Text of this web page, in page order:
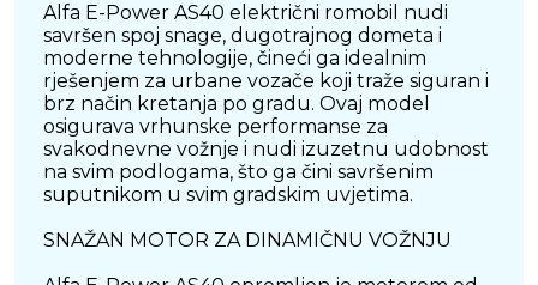
Alfa E-Power AS40 električni romobil nudi
savršen spoj snage, dugotrajnog dometa i
moderne tehnologije, čineći ga idealnim
rješenjem za urbane vozače koji traže siguran i
brz način kretanja po gradu. Ovaj model
osigurava vrhunske performanse za
svakodnevne vožnje i nudi izuzetnu udobnost
na svim podlogama, što ga čini savršenim
suputnikom u svim gradskim uvjetima.
SNAŽAN MOTOR ZA DINAMIČNU VOŽNJU